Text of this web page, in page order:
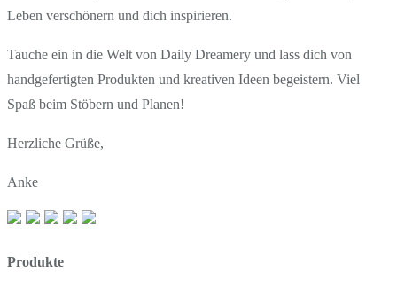
Leben verschönern und dich inspirieren.
Tauche ein in die Welt von Daily Dreamery und lass dich von
handgefertigten Produkten und kreativen Ideen begeistern. Viel
Spaß beim Stöbern und Planen!
Herzliche Grüße,
Anke
Produkte